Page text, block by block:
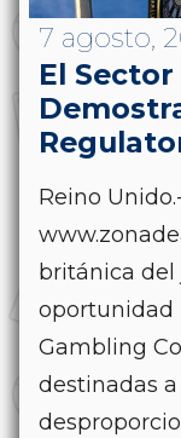
7 agosto,
El
Reino
británica
oportunidad
Gambling
destinadas